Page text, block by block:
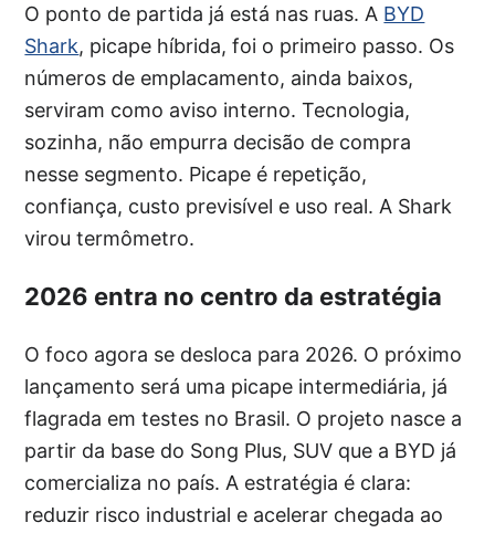
O ponto de partida já está nas ruas. A BYD
Shark, picape híbrida, foi o primeiro passo. Os
números de emplacamento, ainda baixos,
serviram como aviso interno. Tecnologia,
sozinha, não empurra decisão de compra
nesse segmento. Picape é repetição,
confiança, custo previsível e uso real. A Shark
virou termômetro.
2026 entra no centro da estratégia
O foco agora se desloca para 2026. O próximo
lançamento será uma picape intermediária, já
flagrada em testes no Brasil. O projeto nasce a
partir da base do Song Plus, SUV que a BYD já
comercializa no país. A estratégia é clara:
reduzir risco industrial e acelerar chegada ao